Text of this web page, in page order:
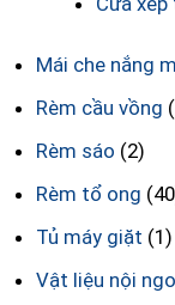
Mái che nắng
Rèm cầu vồng
Rèm sáo (2)
Rèm tổ ong
Tủ máy giặt (1)
Vật liệu nội